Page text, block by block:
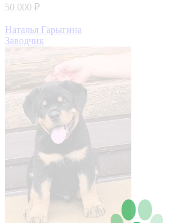
50 000 ₽
Наталья Гарыгина
Заводчик